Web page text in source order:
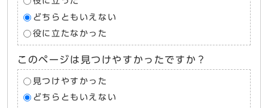
どちらともいえない
役に立たなかった
このページは見つけやすかったですか？
見つけやすかった
どちらともいえない